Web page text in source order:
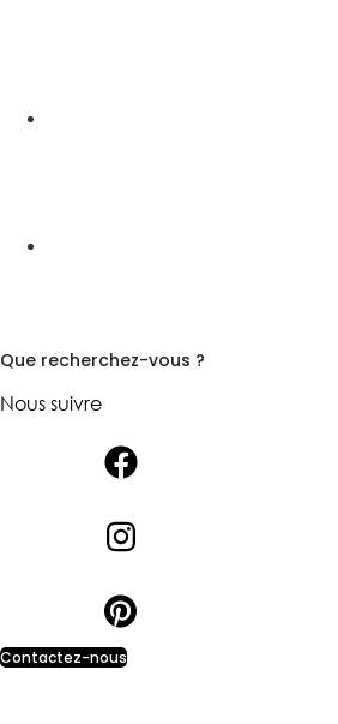
Que recherchez-vous ?
Nous suivre
Contactez-nous